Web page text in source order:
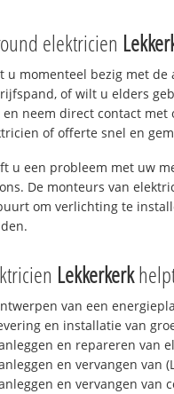
elektricien
u momenteel bezig met
of wilt u elders
neem direct contact met
of offerte snel en
u een probleem met uw
De monteurs van
om verlichting te
Lekkerkerk
van een
en installatie van
en repareren van
en vervangen van
en vervangen van